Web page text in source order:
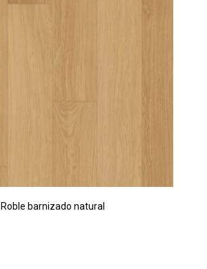
Roble barnizado natural